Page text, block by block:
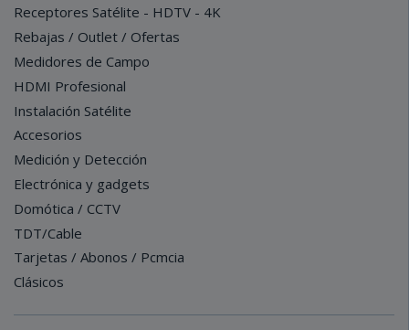
Receptores Satélite - HDTV - 4K
Rebajas / Outlet / Ofertas
Medidores de Campo
HDMI Profesional
Instalación Satélite
Accesorios
Medición y Detección
Electrónica y gadgets
Domótica / CCTV
TDT/Cable
Tarjetas / Abonos / Pcmcia
Clásicos